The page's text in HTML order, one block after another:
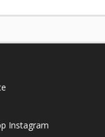
Instagram